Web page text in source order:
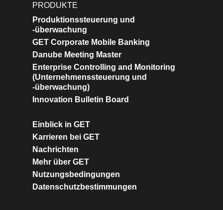
PRODUKTE
Produktionssteuerung und
-überwachung
GET Corporate Mobile Banking
Danube Meeting Master
Enterprise Controlling and Monitoring
(Unternehmenssteuerung und
-überwachung)
Innovation Bulletin Board
Einblick in GET
Karrieren bei GET
Nachrichten
Mehr über GET
Nutzungsbedingungen
Datenschutzbestimmungen